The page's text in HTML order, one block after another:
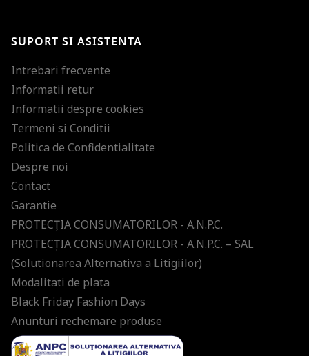
ultimele tendinte in moda!
SUPORT SI ASISTENTA
Intrebari frecvente
Informatii retur
Informatii despre cookies
Termeni si Conditii
Politica de Confidentialitate
Despre noi
Contact
Garantie
PROTECŢIA CONSUMATORILOR - A.N.P.C.
PROTECŢIA CONSUMATORILOR - A.N.P.C. – SAL
(Solutionarea Alternativa a Litigiilor)
Modalitati de plata
Black Friday Fashion Days
Anunturi rechemare produse